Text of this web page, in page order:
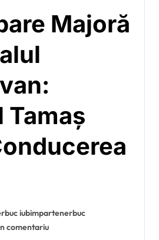
Majoră
Tamaș
iubimpartenerbuc
comentariu